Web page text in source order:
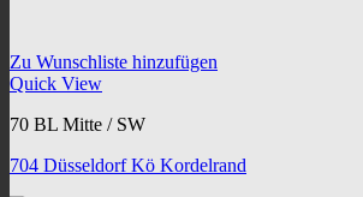
Zu Wunschliste hinzufügen
Quick View
70 BL Mitte / SW
704 Düsseldorf Kö Kordelrand